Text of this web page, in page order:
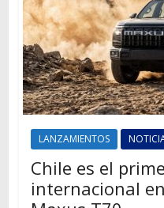
LANZAMIENTOS
Chile es el
internacional